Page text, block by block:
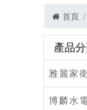
首頁
產品
雅麗家
博麟水